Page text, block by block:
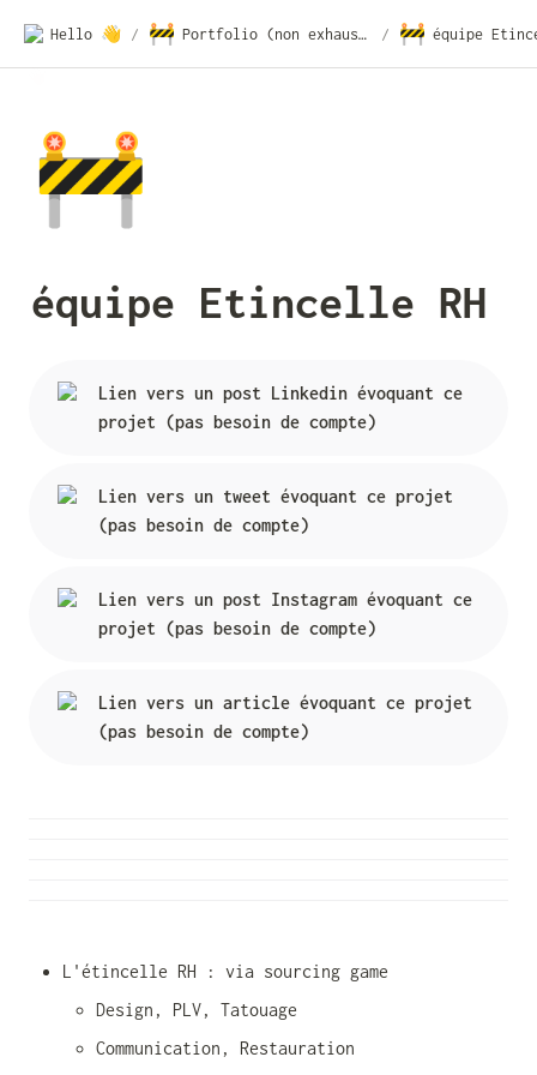
Hello 👋 / 🚧 Portfolio (non exhaustif) / 🚧 équipe
🚧
équipe Etincelle RH
Lien vers un post Linkedin évoquant ce
projet (pas besoin de compte)
Lien vers un tweet évoquant ce projet
(pas besoin de compte)
Lien vers un post Instagram évoquant ce
projet (pas besoin de compte)
Lien vers un article évoquant ce projet
(pas besoin de compte)
L'étincelle RH : via sourcing game
Design, PLV, Tatouage
Communication, Restauration